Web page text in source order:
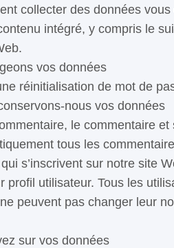
collecter des données
intégré, y compris le
vos données
réinitialisation de mot de
nous vos données
le commentaire
tous les
s’inscrivent sur notre site
profil utilisateur. Tous les
peuvent pas changer leur
sur vos données